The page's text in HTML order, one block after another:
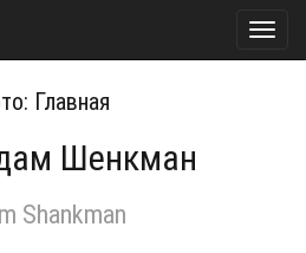
Главная
Шенкман
Shankman